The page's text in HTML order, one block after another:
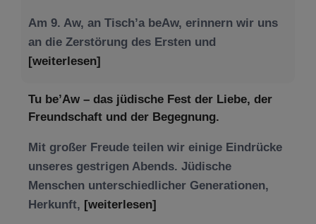
Am 9. Aw, an Tisch’a beAw, erinnern wir uns
an die Zerstörung des Ersten und
[weiterlesen]
Tu be’Aw – das jüdische Fest der Liebe, der
Freundschaft und der Begegnung.
Mit großer Freude teilen wir einige Eindrücke
unseres gestrigen Abends. Jüdische
Menschen unterschiedlicher Generationen,
Herkunft, [weiterlesen]